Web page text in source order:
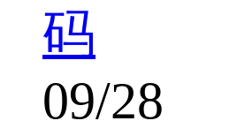
码
09/28